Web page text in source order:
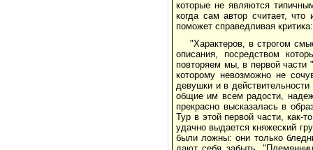
которые не являются
когда сам автор считает,
поможет справедливая критика:
"Характеров, в строгом
описания, посредством
повторяем мы, в первой
которому невозможно не
девушки и в
общие им всем радости,
прекрасно высказалась в
Тур в этой первой части, как-
удачно выдается княжеский
были ложны: они только